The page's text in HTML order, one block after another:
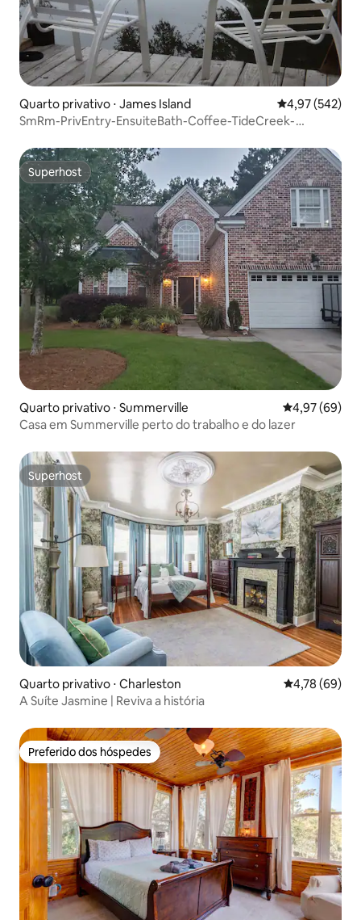
Quarto privativo ⋅ James Island 4,97 de uma
4,97 (542)
SmRm-PrivEntry-EnsuiteBath-Coffee-TideCreek-
Superhost
Superhost
Quarto privativo ⋅ Summerville 4,97 de uma
4,97 (69)
Casa em Summerville perto do trabalho e do lazer
Superhost
Superhost
Quarto privativo ⋅ Charleston 4,78 de uma
4,78 (69)
A Suíte Jasmine | Reviva a história
Preferido dos hóspedes
Preferido dos hóspedes